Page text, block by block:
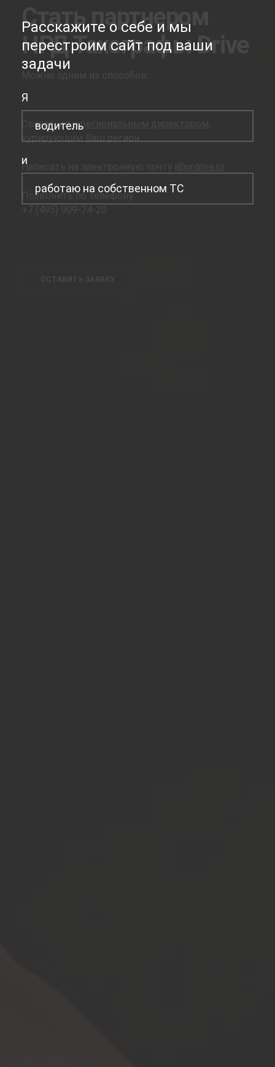
Расскажите о себе и мы
перестроим сайт под ваши
задачи
Я
водитель
и
работаю на собственном ТС
Стать партнером
НРД Тахографы Drive
Можно одним из способов:
Связаться срегиональным директором
курирующим Ваш регион
Написать на электронную почту
Позвонить по телефону